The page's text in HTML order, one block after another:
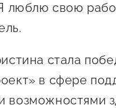
люблю свою
стала
в сфере
возможностями